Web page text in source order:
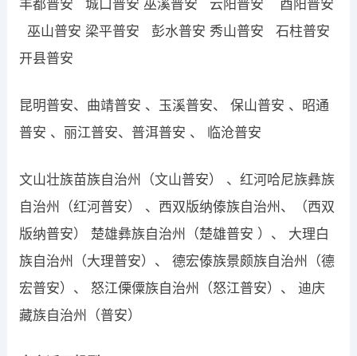
丰都普安 城口普安 巫溪普安 云阳普安 酉阳普安
巫山普安 梁平普安 彭水普安 秀山普安 石柱普安
开县普安
昆明普安、曲靖普安 、玉溪普安、 保山普安 、昭通
普安 、丽江普安、普洱普安 、 临沧普安
文山壮族苗族自治州（文山普安） 、红河哈尼族彝族
自治州（红河普安） 、西双版纳傣族自治州、（西双
版纳普安） 楚雄彝族自治州（楚雄普安 ）、 大理白
族自治州（大理普安）、 德宏傣族景颇族自治州（德
宏普安）、 怒江傈僳族自治州（怒江普安）、 迪庆
藏族自治州（普安）